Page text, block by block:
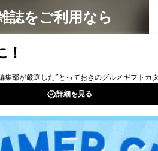
利用目的の通知、開示、変更等
たは削除）、利用停止等（「利用
おります。 当社顧客の皆様の
」にログインしていただくこと
を行っていただくことが出来ま
用いただけない方、その他の方に
ご覧ください。 また、ご登録い
ち、市町村などの名称および郵便
あるいはクレジットカードの有効
けやご請求を行う上で支障がある
合には、当社が登録情報を変更さ
誌をご利用なら
無料で読み放題！
FOR IOS
FOR ANDROID